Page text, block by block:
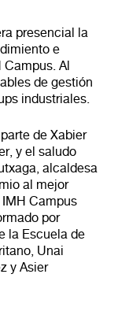
presencial la
e
Campus. Al
de gestión
industriales.
de Xabier
y el saludo
alcaldesa
al mejor
Campus
por
la Escuela de
Unai
y Asier